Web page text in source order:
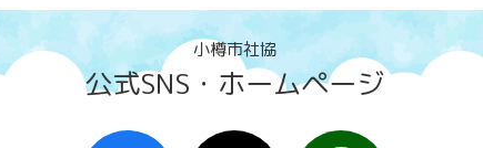
小樽市社協
公式SNS・ホームページ